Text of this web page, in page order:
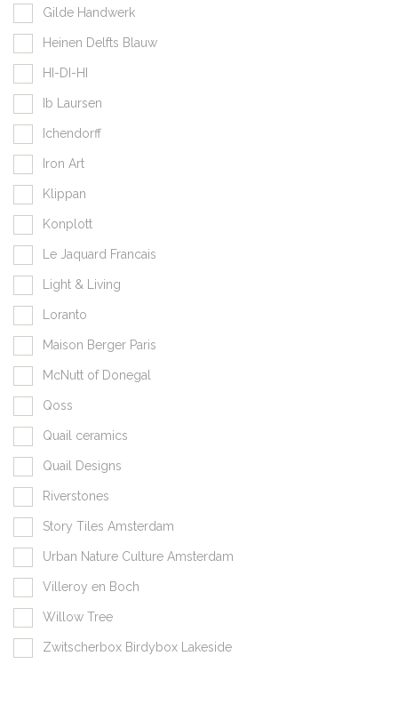
Gilde Handwerk
Heinen Delfts Blauw
HI-DI-HI
Ib Laursen
Ichendorff
Iron Art
Klippan
Konplott
Le Jaquard Francais
Light & Living
Loranto
Maison Berger Paris
McNutt of Donegal
Qoss
Quail ceramics
Quail Designs
Riverstones
Story Tiles Amsterdam
Urban Nature Culture Amsterdam
Villeroy en Boch
Willow Tree
Zwitscherbox Birdybox Lakeside